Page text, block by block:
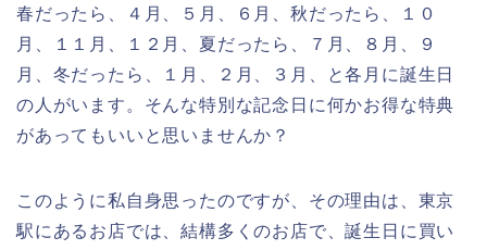
春だったら、４月、５月、６月、秋だったら、１０
月、１１月、１２月、夏だったら、７月、８月、９
月、冬だったら、１月、２月、３月、と各月に誕生日
の人がいます。そんな特別な記念日に何かお得な特典
があってもいいと思いませんか？
このように私自身思ったのですが、その理由は、東京
駅にあるお店では、結構多くのお店で、誕生日に買い